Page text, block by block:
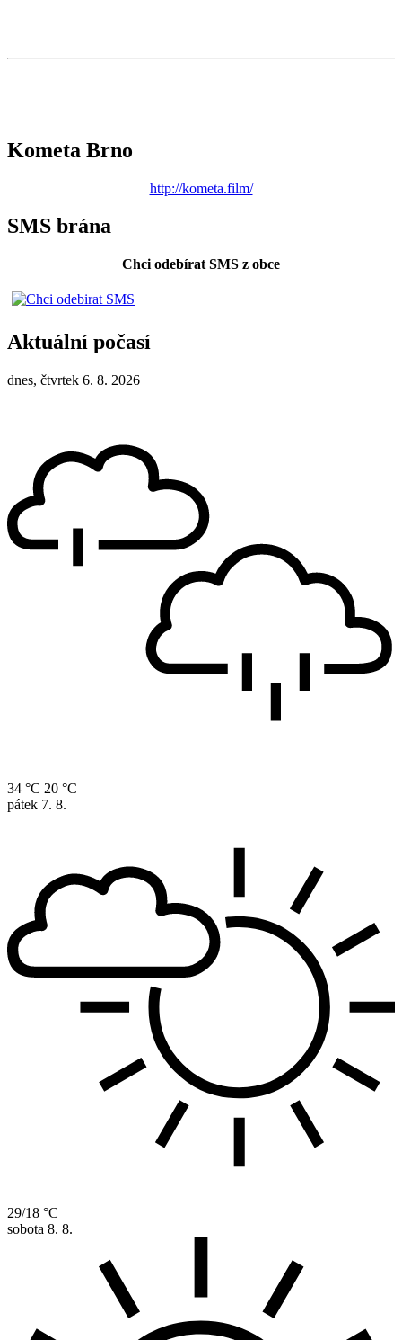
Kometa Brno
http://kometa.film/
SMS brána
Chci odebírat SMS z obce
Aktuální počasí
dnes, čtvrtek 6. 8. 2026
34 °C 20 °C
pátek 7. 8.
29/18 °C
sobota 8. 8.